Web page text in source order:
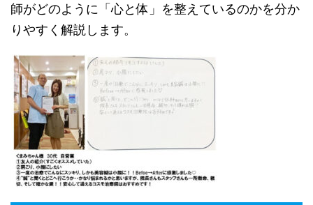
師がどのように「心と体」を整えているのかを分か
りやすく解説します。